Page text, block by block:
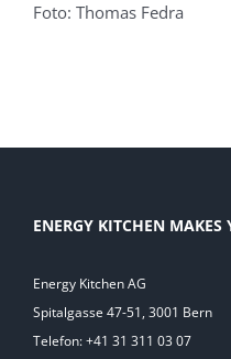
Foto: Thomas Fedra
ENERGY KITCHEN MAKES
Energy Kitchen AG
Spitalgasse 47-51, 3001 Bern
Telefon: +41 31 311 03 07